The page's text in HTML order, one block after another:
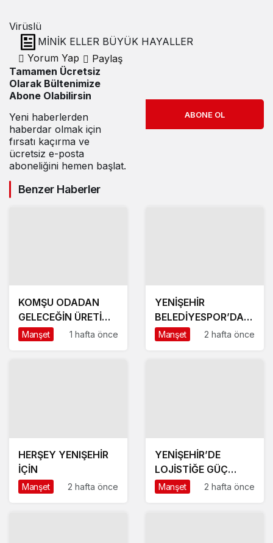
Virüslü
MİNİK ELLER BÜYÜK HAYALLER
Yorum Yap
Paylaş
Tamamen Ücretsiz
Olarak Bültenimize
Abone Olabilirsin
Yeni haberlerden
haberdar olmak için
fırsatı kaçırma ve
ücretsiz e-posta
aboneliğini hemen başlat.
ABONE OL
Benzer Haberler
KOMŞU ODADAN
GELECEĞİN ÜRETİM
ÜSSÜ YESAN’A
Manşet 1 hafta önce
YENİŞEHİR
BELEDİYESPOR’DA
GÜÇLÜ YÖNETİM,
Manşet 2 hafta önce
HERŞEY YENIŞEHİR
İÇİN
Manşet 2 hafta önce
YENİŞEHİR’DE
LOJİSTİĞE GÜÇ
KATACAK ADIM
Manşet 2 hafta önce